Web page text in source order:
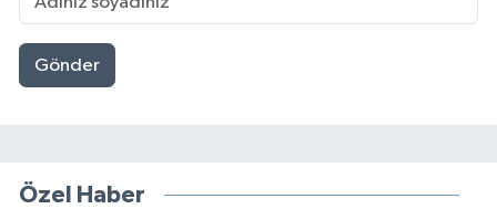
Gönder
Özel Haber